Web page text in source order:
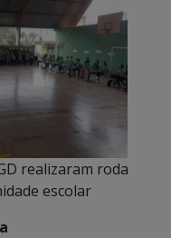
realizaram roda
escolar